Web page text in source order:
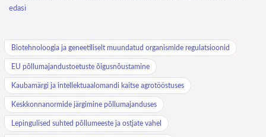
edasi
Biotehnoloogia ja geneetiliselt muundatud organismide regulatsioonid
EU põllumajandustoetuste õigusnõustamine
Kaubamärgi ja intellektuaalomandi kaitse agrotööstuses
Keskkonnanormide järgimine põllumajanduses
Lepingulised suhted põllumeeste ja ostjate vahel